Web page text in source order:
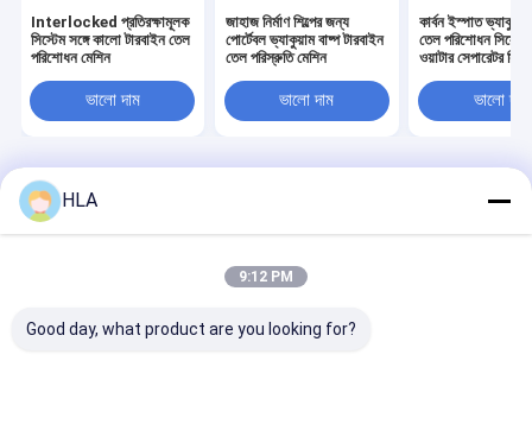
Interlocked প্রতিরক্ষামূলক
সিস্টেম সঙ্গে কালো টারবাইন তেল
পরিশোধন মেশিন
ভালো দাম
জাহাজ নির্মাণ শিল্পের জন্য
পোর্টেবল ভ্যাকুয়াম বাষ্প টারবাইন
তেল পরিস্রুতি মেশিন
ভালো দাম
কার্বন ইস্পাত
তেল পরিশোধন
ওয়াটার সেপারেটর
ভালো দাম
বাড়ি
সাইট ম্যাপ
Privacy Policy
চীন কারখানা.Copyright © 2025 Chongqing
HLA Mechanical Equipment Co., Ltd.. All Rights Reserved.
HLA
9:12 PM
Good day, what product are you looking for?